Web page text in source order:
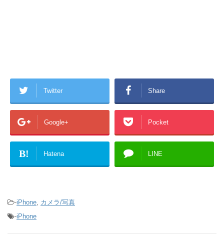
Twitter Share
Google+ Pocket
B! Hatena LINE
-iPhone, カメラ/写真
-iPhone